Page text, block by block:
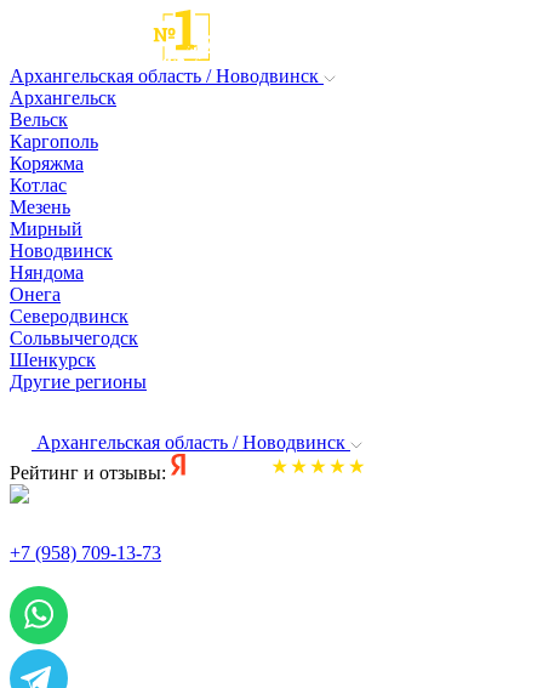
Архангельская область / Новодвинск
Архангельск
Вельск
Каргополь
Коряжма
Котлас
Мезень
Мирный
Новодвинск
Няндома
Онега
Северодвинск
Сольвычегодск
Шенкурск
Другие регионы
Архангельская область / Новодвинск
Рейтинг и отзывы:
+7 (958) 709-13-73